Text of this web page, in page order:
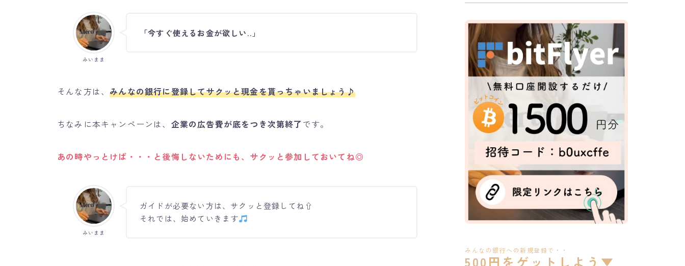
みいまま
「今すぐ使えるお金が欲しい..」
そんな方は、みんなの銀行に登録してサクッと現金を貰っちゃいましょう♪
ちなみに本キャンペーンは、 企業の広告費が底をつき次第終了 です。
あの時やっとけば・・・と後悔しないためにも、サクッと参加しておいてね◎
みいまま
ガイドが必要ない方は、サクッと登録してね⇧
それでは、始めていきます
みんなの銀行への新規登録で・・
500円をゲットしよう ▼